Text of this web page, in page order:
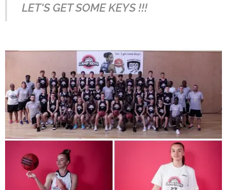
LET'S GET SOME KEYS !!!